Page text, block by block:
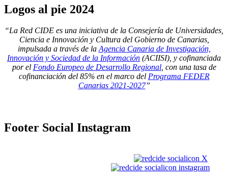
Logos al pie 2024
“La Red CIDE es una iniciativa de la Consejería de Universidades,
Ciencia e Innovación y Cultura del Gobierno de Canarias,
impulsada a través de laAgencia Canaria de Investigación,
Innovación y Sociedad de la Información (ACIISI), y cofinanciada
por el Fondo Europeo de Desarrollo Regional, con una tasa de
cofinanciación del 85% en el marco del Programa FEDER
Canarias 2021-2027”
Footer Social Instagram